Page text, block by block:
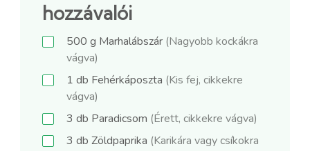
hozzávalói
500 g Marhalábszár (Nagyobb kockákra
vágva)
1 db Fehérkáposzta (Kis fej, cikkekre
vágva)
3 db Paradicsom (Érett, cikkekre vágva)
3 db Zöldpaprika (Karikára vagy csíkokra